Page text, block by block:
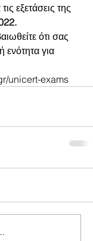
εξετάσεις της
ότι σας
ενότητα για
unicert-exams